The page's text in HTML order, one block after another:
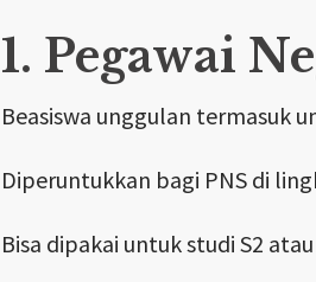
1. Pegawai
Beasiswa unggulan termasuk
Diperuntukkan bagi PNS di
Bisa dipakai untuk studi S2 atau